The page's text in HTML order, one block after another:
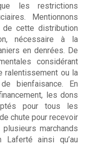
les restrictions
Mentionnons
de cette distribution
nécessaire à la
en denrées. De
considérant
ralentissement ou la
bienfaisance. En
les dons
pour tous les
chute pour recevoir
marchands
Laferté ainsi qu’au